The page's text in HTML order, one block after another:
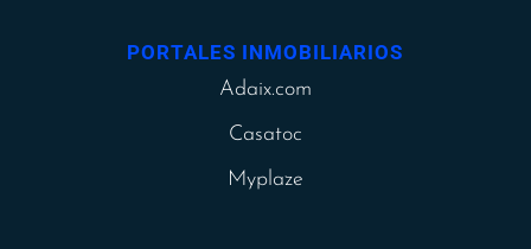
PORTALES INMOBILIARIOS
Adaix.com
Casatoc
Myplaze